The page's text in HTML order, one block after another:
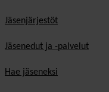
Jäsenjärjestöt
Jäsenedut ja -palvelut
Hae jäseneksi